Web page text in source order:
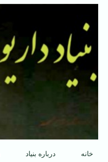
پرش
محتوا
خانه درباره بنیاد